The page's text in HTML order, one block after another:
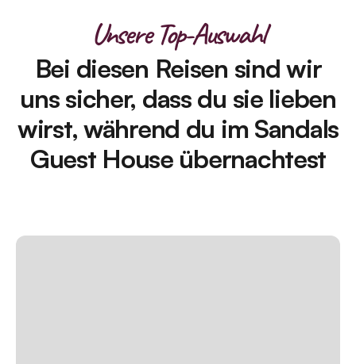
Unsere Top-Auswahl
Bei diesen Reisen sind wir
uns sicher, dass du sie lieben
wirst, während du im Sandals
Guest House übernachtest